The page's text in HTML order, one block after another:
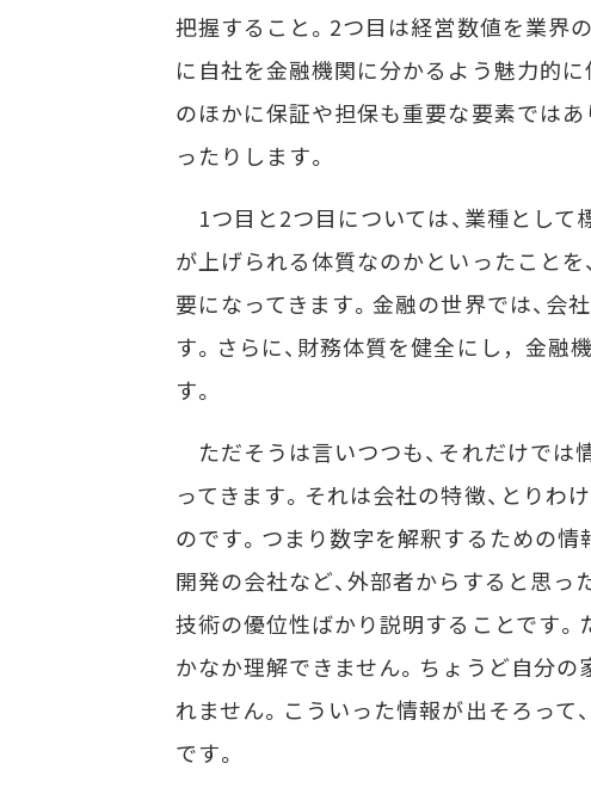
把握すること。2つ目は経営数値を業界
に自社を金融機関に分かるよう魅力的
のほかに保証や担保も重要な要素では
ったりします。
1つ目と2つ目については、業種として
が上げられる体質なのかといったこと
要になってきます。金融の世界では、会
す。さらに、財務体質を健全にし，金
す。
ただそうは言いつつも、それだけでは
ってきます。それは会社の特徴、とりわ
のです。つまり数字を解釈するための
開発の会社など、外部者からすると思
技術の優位性ばかり説明することです。
かなか理解できません。ちょうど自分
れません。こういった情報が出そろっ
です。